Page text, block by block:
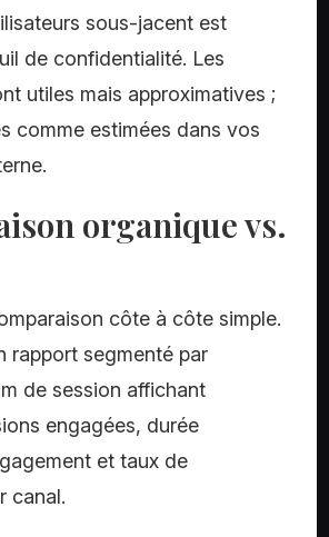
sous-jacent est
de confidentialité. Les
utiles mais approximatives ;
comme estimées dans vos
organique vs.
côte à côte simple.
rapport segmenté par
de session affichant
engagées, durée
et taux de
canal.